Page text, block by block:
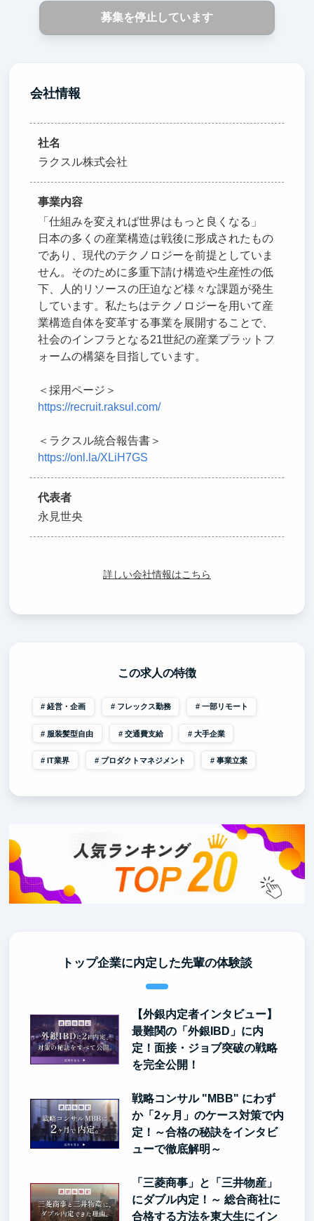
募集を停止しています
会社情報
社名
ラクスル株式会社
事業内容
「仕組みを変えれば世界はもっと良くなる」
日本の多くの産業構造は戦後に形成されたもの
であり、現代のテクノロジーを前提としていま
せん。そのために多重下請け構造や生産性の低
下、人的リソースの圧迫など様々な課題が発生
しています。私たちはテクノロジーを用いて産
業構造自体を変革する事業を展開することで、
社会のインフラとなる21世紀の産業プラットフ
ォームの構築を目指しています。
＜採用ページ＞
https://recruit.raksul.com/
＜ラクスル統合報告書＞
https://onl.la/XLiH7GS
代表者
永見世央
詳しい会社情報はこちら
この求人の特徴
経営・企画 フレックス勤務 一部リモート
服装髪型自由 交通費支給 大手企業
IT業界 プロダクトマネジメント 事業立案
トップ企業に内定した先輩の体験談
【外銀内定者インタビュー】
最難関の「外銀IBD」に内
定！面接・ジョブ突破の戦略
を完全公開！
戦略コンサル "MBB" にわず
か「2ヶ月」のケース対策で内
定！～合格の秘訣をインタビ
ューで徹底解明～
「三菱商事」と「三井物産」
にダブル内定！～ 総合商社に
合格する方法を東大生にイン